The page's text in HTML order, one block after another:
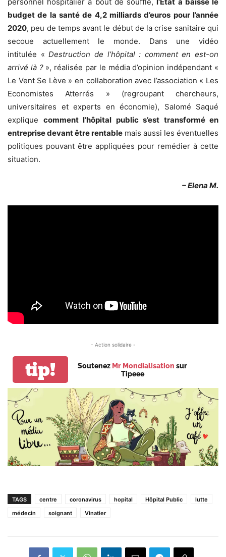
personnel hospitalier à bout de souffle, l’État a baissé le
budget de la santé de 4,2 milliards d’euros pour l’année
2020, peu de temps avant le début de la crise sanitaire qui
secoue actuellement le monde. Dans une vidéo
intitulée «Destruction de l’hôpital : comment en est-on
arrivé là ?», réalisée par le média d’opinion indépendant «
Le Vent Se Lève » en collaboration avec l’association « Les
Economistes Atterrés » (regroupant chercheurs,
universitaires et experts en économie), Salomé Saqué
explique comment l’hôpital public s’est transformé en
entreprise devant être rentable mais aussi les éventuelles
politiques pouvant être appliquées pour remédier à cette
situation.
– Elena M.
- Action solidaire -
tip! Soutenez Mr Mondialisation sur
Tipeee
TAGS centre coronavirus hopital Hôpital Public
lutte
médecin
soignant Vinatier